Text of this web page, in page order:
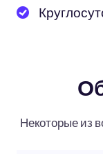
Некоторые из